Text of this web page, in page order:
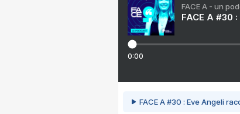
FACE A - un
FACE A #30
0:00
FACE A #30 : Eve Angeli